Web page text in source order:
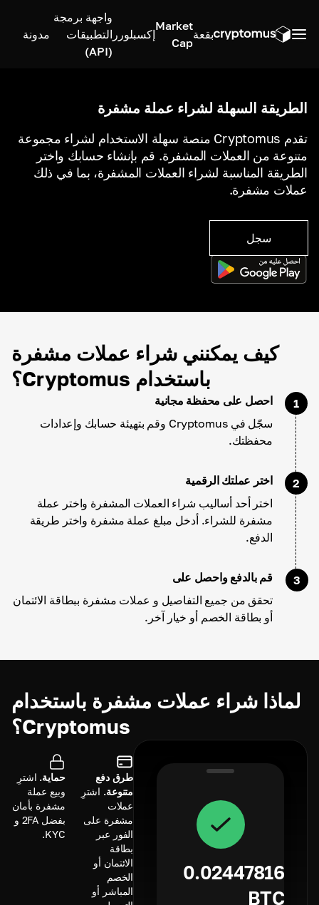
بقعة
Market
Cap
إكسبلورر
واجهة برمجة
التطبيقات
(API)
مدونة
الطريقة السهلة لشراء عملة مشفرة
تقدم Cryptomus منصة سهلة الاستخدام لشراء مجموعة
متنوعة من العملات المشفرة. قم بإنشاء حسابك واختر
الطريقة المناسبة لشراء العملات المشفرة، بما في ذلك
عملات مشفرة.
سجل
كيف يمكنني شراء عملات مشفرة
باستخدام Cryptomus؟
1
احصل على محفظة مجانية
سجّل في Cryptomus وقم بتهيئة حسابك وإعدادات
محفظتك.
2
اختر عملتك الرقمية
اختر أحد أساليب شراء العملات المشفرة واختر عملة
مشفرة للشراء. أدخل مبلغ عملة مشفرة واختر طريقة
الدفع.
3
قم بالدفع واحصل على
تحقق من جميع التفاصيل و عملات مشفرة ببطاقة الائتمان
أو بطاقة الخصم أو خيار آخر.
لماذا شراء عملات مشفرة باستخدام
Cryptomus؟
0.02447816
BTC
طرق دفع
متنوعة. اشترِ
عملات
مشفرة على
الفور عبر
بطاقة
الائتمان أو
الخصم
المباشر أو
حماية. اشترِ
وبيع عملة
مشفرة بأمان
بفضل 2FA و
KYC.